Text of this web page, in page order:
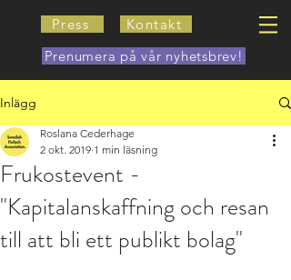
Press
Kontakt
Prenumera på vår nyhetsbrev!
Inlägg
Frukostevent -
"Kapitalanskaffning och resan
till att bli ett publikt bolag"
Roslana Cederhage
2 okt. 2019 1 min läsning